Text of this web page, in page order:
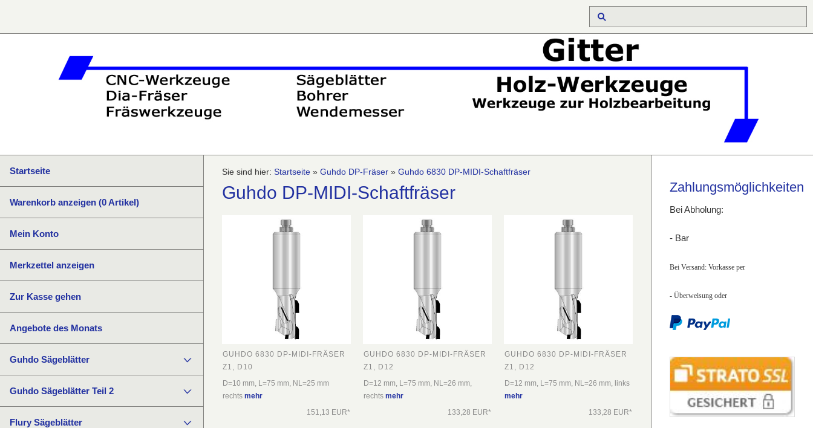
Startseite
Warenkorb anzeigen (0Artikel)
Mein Konto
Merkzettel anzeigen
Zur Kasse gehen
Angebote des Monats
Guhdo Sägeblätter
Guhdo Sägeblätter Teil 2
Flury Sägeblätter
Sie sind hier: Startseite » Guhdo DP-Fräser » Guhdo 6830 DP-MIDI-Schaftfräser
Guhdo DP-MIDI-Schaftfräser
GUHDO 6830 DP-MIDI-FRÄSER
Z1, D10
D=10 mm, L=75 mm, NL=25 mm
rechts mehr
151,13 EUR*
GUHDO 6830 DP-MIDI-FRÄSER
Z1, D12
D=12 mm, L=75 mm, NL=26 mm,
rechtsmehr
133,28 EUR*
GUHDO 6830 DP-MIDI-FRÄSER
Z1, D12
D=12 mm, L=75 mm, NL=26 mm, links
mehr
133,28 EUR*
Zahlungsmöglichkeiten
Bei Abholung:
- Bar
Bei Versand: Vorkasse per
- Überweisung oder